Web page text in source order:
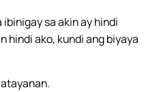
ibinigay sa akin ay hindi
hindi ako, kundi ang biyaya